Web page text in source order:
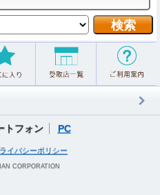
トフォン PC
イバシーポリシー
CORPORATION